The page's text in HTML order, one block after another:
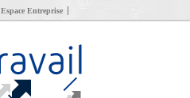
Espace Entreprise